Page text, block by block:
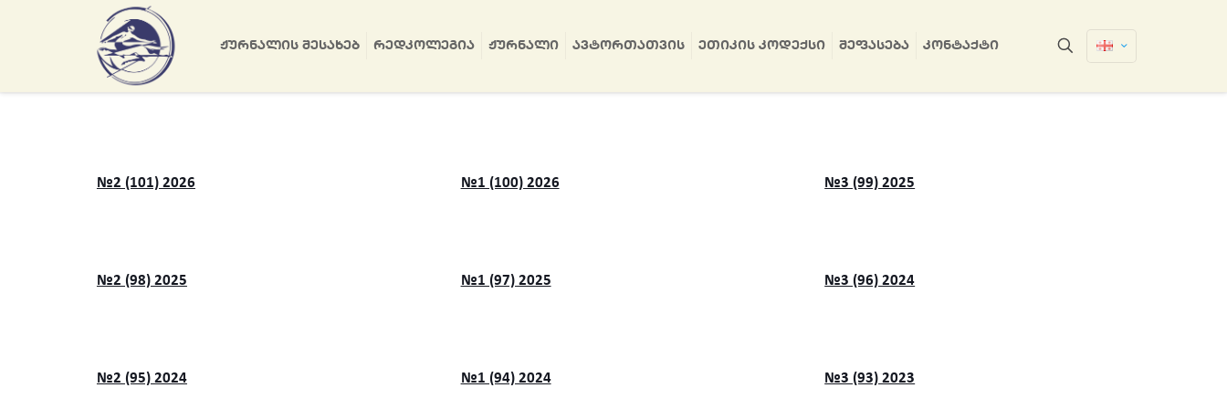
ᲟᲣᲠᲜᲐᲚᲘᲡ ᲨᲔᲡᲐᲮᲔᲑ ᲠᲔᲓᲙᲝᲚᲔᲒᲘᲐ ᲟᲣᲠᲜᲐᲚᲘ ᲐᲕᲢᲝᲠᲗᲐᲗᲕᲘᲡ ᲔᲗᲘᲙᲘᲡ ᲙᲝᲓᲔᲥᲡᲘ ᲨᲔᲤᲐᲡᲔᲑᲐ ᲙᲝᲜᲢᲐᲥᲢᲘ
№2 (101) 2026 №1 (100) 2026 №3 (99) 2025
№2 (98) 2025 №1 (97) 2025 №3 (96) 2024
№2 (95) 2024 №1 (94) 2024 №3 (93) 2023